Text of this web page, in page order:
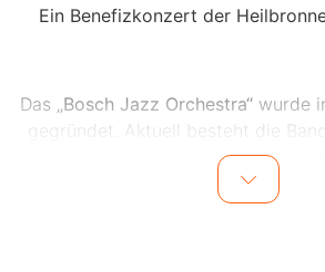
Ein Benefizkonzert der
Das „Bosch Jazz Orchestra“wurde
gegründet. Aktuell besteht die
aus verschiedenen
Gruppe im Raum Stuttgart. Das
vielfältig – das spiegelt sich auch